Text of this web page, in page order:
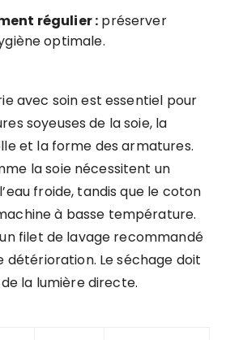
régulier : préserver
optimale.
avec soin est essentiel pour
soyeuses de la soie, la
et la forme des armatures.
la soie nécessitent un
froide, tandis que le coton
à basse température.
filet de lavage recommandé
détérioration. Le séchage doit
la lumière directe.